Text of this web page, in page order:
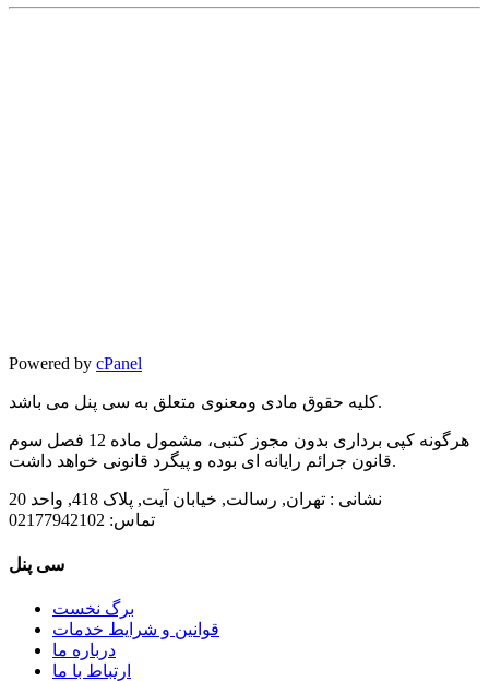
Powered by cPanel
کلیه حقوق مادی ومعنوی متعلق به سی پنل می باشد.
هرگونه کپی برداری بدون مجوز کتبی، مشمول ماده 12 فصل سوم
قانون جرائم رایانه ای بوده و پیگرد قانونی خواهد داشت.
نشانی : تهران, رسالت, خیابان آیت, پلاک 418, واحد 20
تماس:
سی پنل
برگ نخست
قوانین و شرایط خدمات
درباره ما
ارتباط با ما